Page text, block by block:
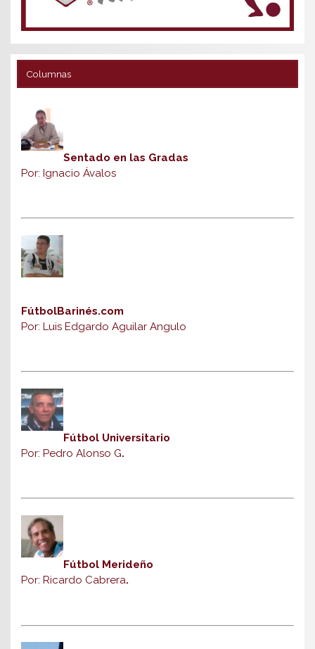
Columnas
Sentado en las Gradas
Por: Ignacio Ávalos
FútbolBarinés.com
Por: Luis Edgardo Aguilar Angulo
Fútbol Universitario
Por: Pedro Alonso G.
Fútbol Merideño
Por: Ricardo Cabrera.